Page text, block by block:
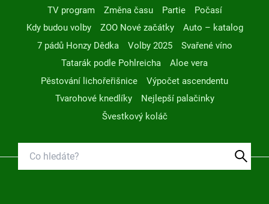
TV program
Změna času Partie
Počasí
Kdy budou volby
ZOO Nové začátky
Auto – katalog
7 pádů Honzy Dědka
Volby 2025
Svařené víno
Tatarák podle Pohlreicha
Aloe vera
Pěstování lichořeřišnice
Výpočet ascendentu
Tvarohové knedlíky
Nejlepší palačinky
Švestkový koláč